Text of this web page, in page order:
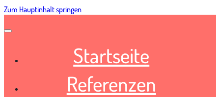
Zum Hauptinhalt springen
Startseite
Referenzen